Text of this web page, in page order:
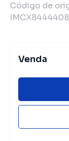
Código de
Venda